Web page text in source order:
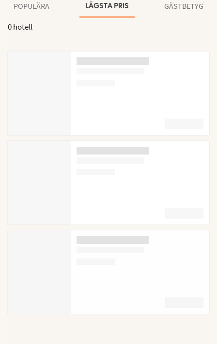
POPULÄRA LÄGSTA PRIS GÄSTBETYG
0 hotell